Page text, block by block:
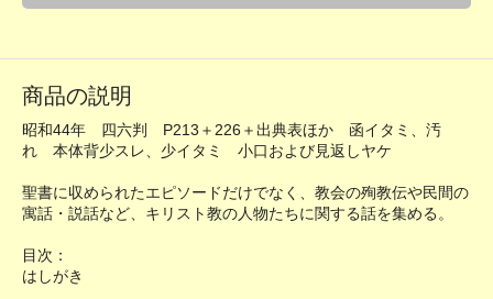
商品の説明
昭和44年 四六判 P213＋226＋出典表ほか 函イタミ、汚
れ 本体背少スレ、少イタミ 小口および見返しヤケ
聖書に収められたエピソードだけでなく、教会の殉教伝や民間の
寓話・説話など、キリスト教の人物たちに関する話を集める。
目次：
はしがき